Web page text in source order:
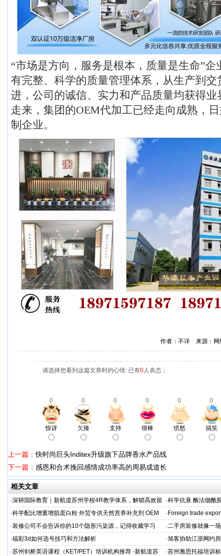
“市场是方向，服务是根本，质量是生命”
有完整、科学的质量管理体系，从生产到
进，公司的诚信、实力和产品质量均获得
走来，集团的OEM代加工已经走向成熟，
制企业。
作者：不详 来源：
请选择您看到这篇文章时的心情: 已有0人表态：
0 0 0 0 0 0
惊讶 欠揍 支持 很棒 愤怒 搞笑
上一篇：快时尚巨头Inditex升级旗下品牌香水产品线
下一篇： 感恩和合术挽回感情成功率高的周易成道长
相关文章
·深耕国际教育｜新航道苏州学校4R教学体系，解锁高效留
学备考之路
·科学抗衰 酶法烟酰
M/ODM定制
·科学配比增重增肌蛋白粉 外贸专供天然营养补充剂 OEM
源头定制
· Foreign trade
·装修公司不会告诉你的10个隐形污染源，记得收藏学习 ·二手房装修就像一
糟心！看完这篇再开
·福彩3d如何选号技巧和方法解析 ·旭客协助江浙网约
标杆
·苏州剑桥英语课程（KET/PET）培训机构推荐 -新航道苏
·苏州雅思托福培训